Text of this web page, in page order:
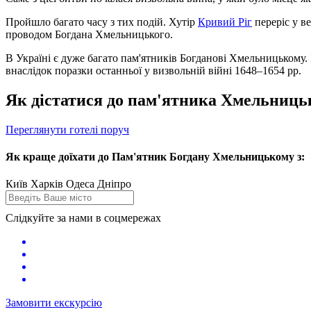
Пройшло багато часу з тих подій. Хутір Кривий Ріг переріс у
проводом Богдана Хмельницького.
В Україні є дуже багато пам'ятників Богданові
внаслідок поразки останньої у визвольній війні 1648–1654 рр.
Як дістатися до пам'ятника
Переглянути готелі поруч
Як краще доїхати до Пам'ятник Богдану Хмельницькому з:
Київ Харків Одеса Дніпро
Слідкуйте за нами в соцмережах
Замовити екскурсію